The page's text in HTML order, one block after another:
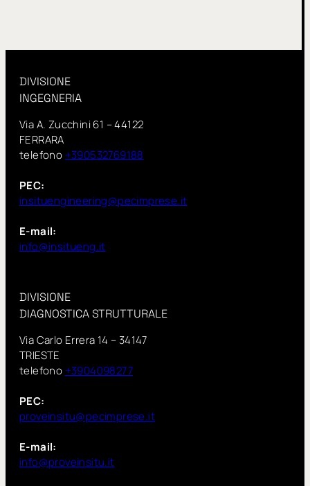
DIVISIONE
INGEGNERIA
Via A. Zucchini 61 – 44122
FERRARA
telefono +390532769188
PEC:
insituengineering@pecimprese.it
E-mail:
info@insitueng.it
DIVISIONE
DIAGNOSTICA STRUTTURALE
Via Carlo Errera 14 – 34147
TRIESTE
telefono +3904098277
PEC:
proveinsitu@pecimprese.it
E-mail:
info@proveinsitu.it